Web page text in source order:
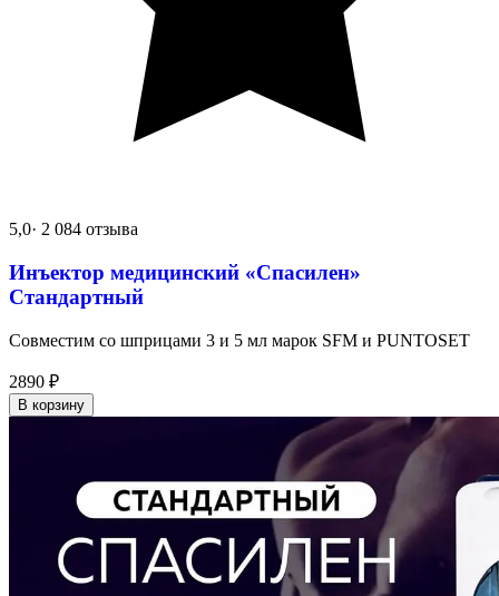
5,0· 2 084 отзыва
Инъектор медицинский «Спасилен»
Стандартный
Совместим со шприцами 3 и 5 мл марок SFM и PUNTOSET
2890 ₽
В корзину